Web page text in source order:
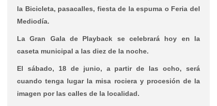
la Bicicleta, pasacalles, fiesta de la espuma o Feria del
Mediodía.
La Gran Gala de Playback se celebrará hoy en la
caseta municipal a las diez de la noche.
El sábado, 18 de junio, a partir de las ocho, será
cuando tenga lugar la misa rociera y procesión de la
imagen por las calles de la localidad.